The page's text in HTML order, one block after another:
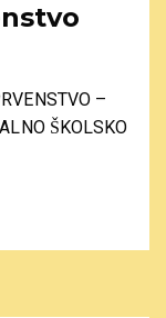
–
ŠKOLSKO